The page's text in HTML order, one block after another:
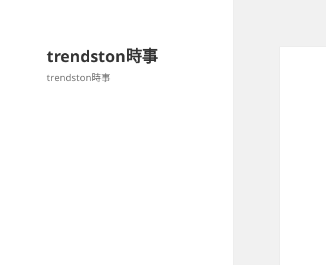
trendston時事
trendston時事